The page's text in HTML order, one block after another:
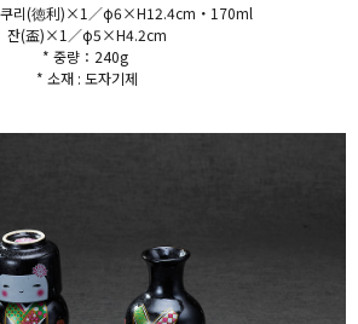
리(徳利)×1／φ6×H12.4cm・170ml
잔(盃)×1／φ5×H4.2cm
* 중량：240g
* 소재 : 도자기제